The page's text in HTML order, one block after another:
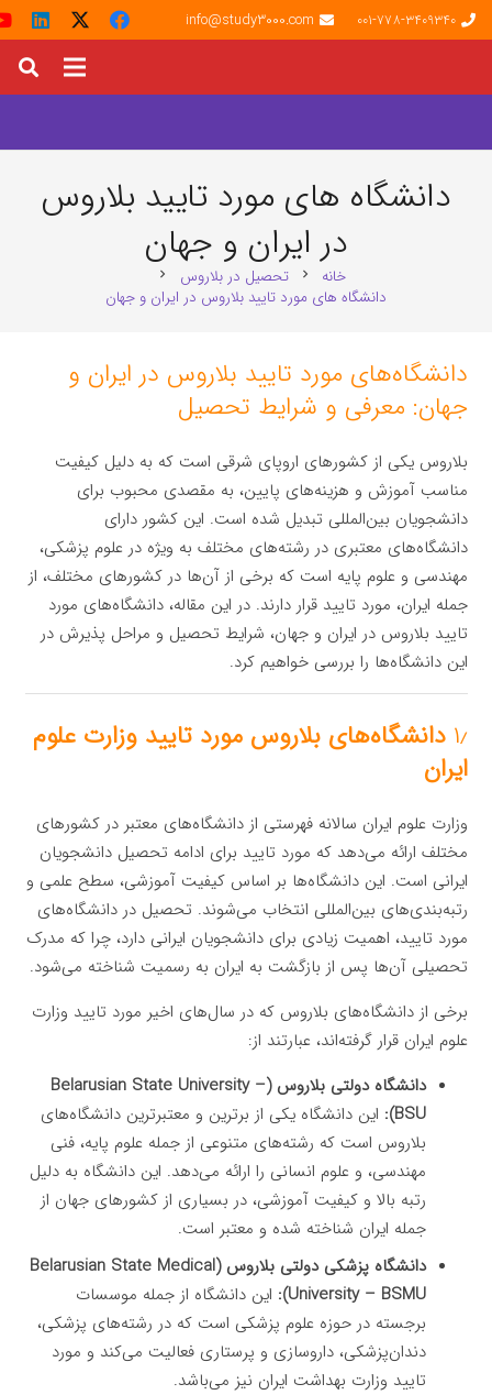
001-778-3409340
info@study3000.com
دانشگاه های مورد تایید بلاروس
در ایران و جهان
خانه chevron_right تحصیل در بلاروس chevron_right
دانشگاه های مورد تایید بلاروس در ایران و جهان
دانشگاه‌های مورد تایید بلاروس در ایران و
جهان: معرفی و شرایط تحصیل
بلاروس یکی از کشورهای اروپای شرقی است که به دلیل کیفیت
مناسب آموزش و هزینه‌های پایین، به مقصدی محبوب برای
دانشجویان بین‌المللی تبدیل شده است. این کشور دارای
دانشگاه‌های معتبری در رشته‌های مختلف به ویژه در علوم پزشکی،
مهندسی و علوم پایه است که برخی از آن‌ها در کشورهای مختلف، از
جمله ایران، مورد تایید قرار دارند. در این مقاله، دانشگاه‌های مورد
تایید بلاروس در ایران و جهان، شرایط تحصیل و مراحل پذیرش در
این دانشگاه‌ها را بررسی خواهیم کرد.
۱٫ دانشگاه‌های بلاروس مورد تایید وزارت علوم
ایران
وزارت علوم ایران سالانه فهرستی از دانشگاه‌های معتبر در کشورهای
مختلف ارائه می‌دهد که مورد تایید برای ادامه تحصیل دانشجویان
ایرانی است. این دانشگاه‌ها بر اساس کیفیت آموزشی، سطح علمی و
رتبه‌بندی‌های بین‌المللی انتخاب می‌شوند. تحصیل در دانشگاه‌های
مورد تایید، اهمیت زیادی برای دانشجویان ایرانی دارد، چرا که مدرک
تحصیلی آن‌ها پس از بازگشت به ایران به رسمیت شناخته می‌شود.
برخی از دانشگاه‌های بلاروس که در سال‌های اخیر مورد تایید وزارت
علوم ایران قرار گرفته‌اند، عبارتند از:
دانشگاه دولتی بلاروس (Belarusian State University –
BSU):
این دانشگاه یکی از برترین و معتبرترین دانشگاه‌های
بلاروس است که رشته‌های متنوعی از جمله علوم پایه، فنی
مهندسی، و علوم انسانی را ارائه می‌دهد. این دانشگاه به دلیل
رتبه بالا و کیفیت آموزشی، در بسیاری از کشورهای جهان از
جمله ایران شناخته شده و معتبر است.
دانشگاه پزشکی دولتی بلاروس (Belarusian State Medical
University – BSMU):
این دانشگاه از جمله موسسات
برجسته در حوزه علوم پزشکی است که در رشته‌های پزشکی،
دندان‌پزشکی، داروسازی و پرستاری فعالیت می‌کند و مورد
تایید وزارت بهداشت ایران نیز می‌باشد.